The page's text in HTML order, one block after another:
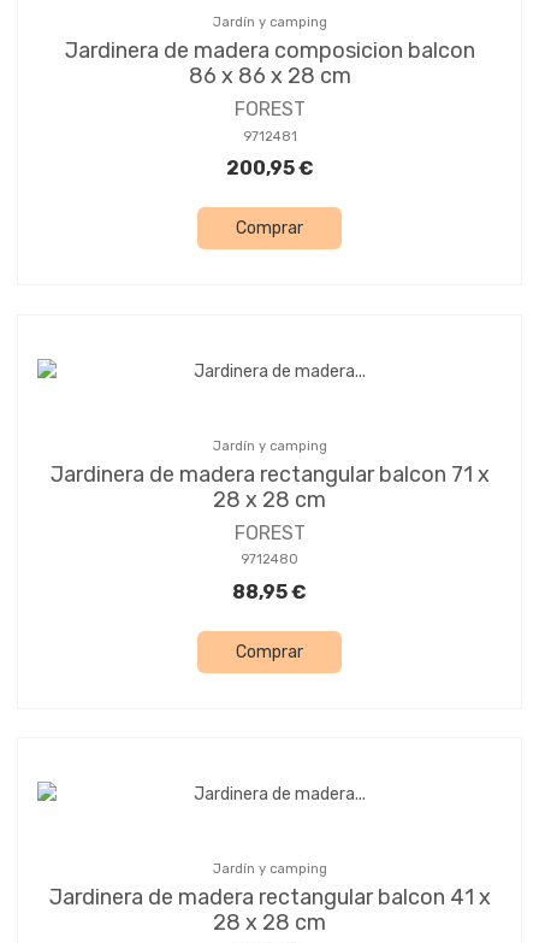
Jardín y camping
Jardinera de madera composicion balcon
86 x 86 x 28 cm
FOREST
9712481
200,95 €
Comprar
Jardín y camping
Jardinera de madera rectangular balcon 71 x
28 x 28 cm
FOREST
9712480
88,95 €
Comprar
Jardín y camping
Jardinera de madera rectangular balcon 41 x
28 x 28 cm